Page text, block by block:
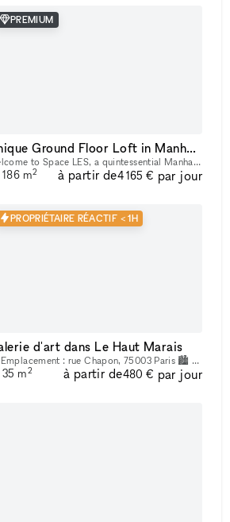
PREMIUM
Unique Ground Floor Loft in Manhattan
Welcome to Space LES, a quintessential Manhattan ground floor loft in the trendy Lower East Side! It features 2,000 sq. ft. of usable space with a comfortable capacity of 125 people, 11 ft ceiling, a
186 m2 à partir de4 165 € par jour
PROPRIÉTAIRE RÉACTIF < 1H
d'art dans Le Haut Marais
📍 Emplacement : rue Chapon, 75003 Paris 🏙 Emplacement stratégique : Situé dans le cœur du Marais, à proximité de nombreux lieux culturels et artistiques. Un espace créatif indépendant, situé au cœur
35 m2 à partir de480 € par jour